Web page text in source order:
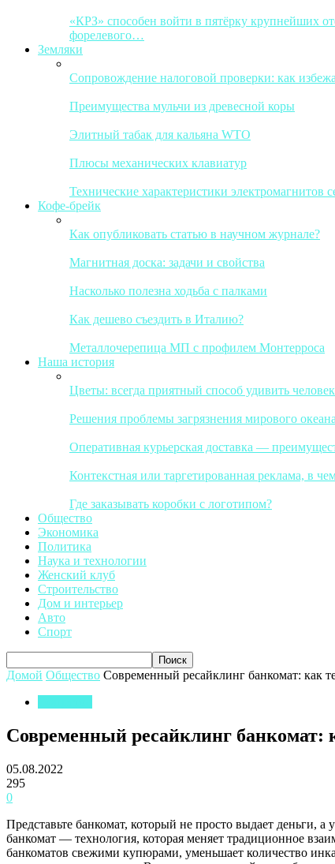
«КРЗ» способен войти в пятёрку крупнейших
форелевого…
Земляки
Сопровождение налоговой проверки: как
Преимущества мульчи из древесной коры
Элитный табак для кальяна WTO
Плюсы механических клавиатур
Технические характеристики электромагнитов
Кофе-брейк
Как опубликовать статью в научном журнале?
Магнитная доска: задачи и свойства
Насколько полезна ходьба с палками
Как дешево съездить в Италию?
Металлочерепица МП с профилем Монтерроса
Наша история
Цветы: всегда приятный способ удивить
Решения проблемы загрязнения мирового океана
Оперативная курьерская доставка —
Контекстная или таргетированная реклама, в
Где заказывать коробки с логотипом?
Общество
Экономика
Политика
Наука и технологии
Женский клуб
Строительство
Дом и интерьер
Авто
Спорт
Домой Общество Современный ресайклинг банкомат: как
Современный ресайклинг банкомат:
05.08.2022
295
0
Представьте банкомат, который не просто выдает деньги,
банкомат — технология, которая меняет традиционное
банкоматов свежими купюрами, уменьшает количество